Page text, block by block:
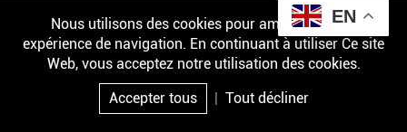
Nous utilisons des cookies pour améliorer votre
expérience de navigation. En continuant à utiliser Ce site
Web, vous acceptez notre utilisation des cookies.
Accepter tous
| Tout décliner
évaluation mensuelle des résultats
1. Inconnu, forte capacité d’exécution, obéissant aux
arrangements de travail, exceptionnel dans
l’accomplissement des tâches assignées par l’entreprise,
EN